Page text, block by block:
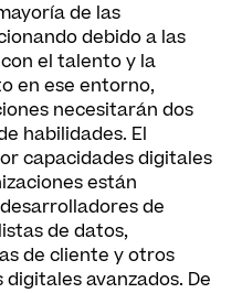
de las
debido a las
el talento y la
en ese entorno,
necesitarán dos
habilidades. El
capacidades digitales
están
de
de datos,
de cliente y otros
avanzados. De